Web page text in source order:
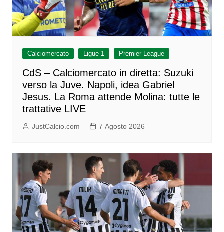
Calciomercato Ligue 1 Premier League
CdS – Calciomercato in diretta: Suzuki
verso la Juve. Napoli, idea Gabriel
Jesus. La Roma attende Molina: tutte le
trattative LIVE
JustCalcio.com 7 Agosto 2026